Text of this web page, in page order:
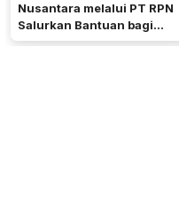
Nusantara melalui PT RPN
Salurkan Bantuan bagi
Warga Terdampak Banjir di